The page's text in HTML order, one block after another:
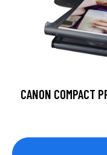
CANON COMPACT